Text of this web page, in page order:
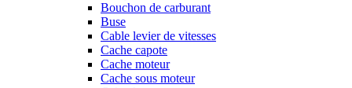
Bouchon de carburant
Buse
Cable levier de vitesses
Cache capote
Cache moteur
Cache sous moteur